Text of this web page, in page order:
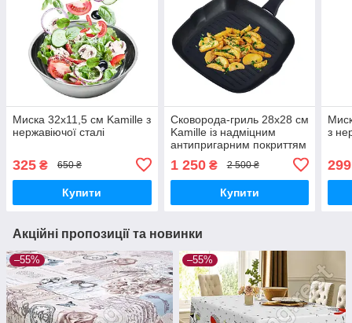
Миска 32х11,5 см Kamille з
нержавіючої сталі
325 ₴ 650 ₴
Купити
Сковорода-гриль 28х28 см
Kamille із надміцним
антипригарним покриттям
1 250₴ 2 500 ₴
Купити
з
299
Акційні пропозиції та новинки
–55% –55%